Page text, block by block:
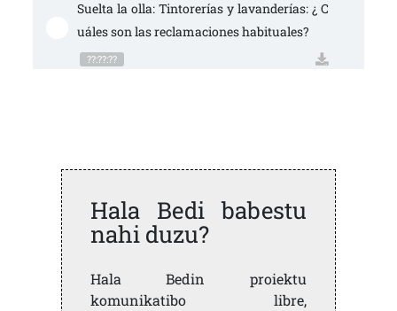
Suelta la olla: Tintorerías y lavanderías: ¿ C
uáles son las reclamaciones habituales?
??:??:??
Hala Bedi babestu
nahi duzu?
Hala Bedin proiektu
komunikatibo libre,